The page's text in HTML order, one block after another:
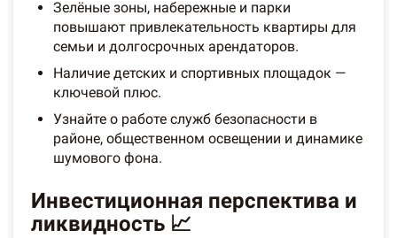
Зелёные зоны, набережные и парки
повышают привлекательность квартиры для
семьи и долгосрочных арендаторов.
Наличие детских и спортивных площадок —
ключевой плюс.
Узнайте о работе служб безопасности в
районе, общественном освещении и динамике
шумового фона.
Инвестиционная перспектива и
ликвидность 📈